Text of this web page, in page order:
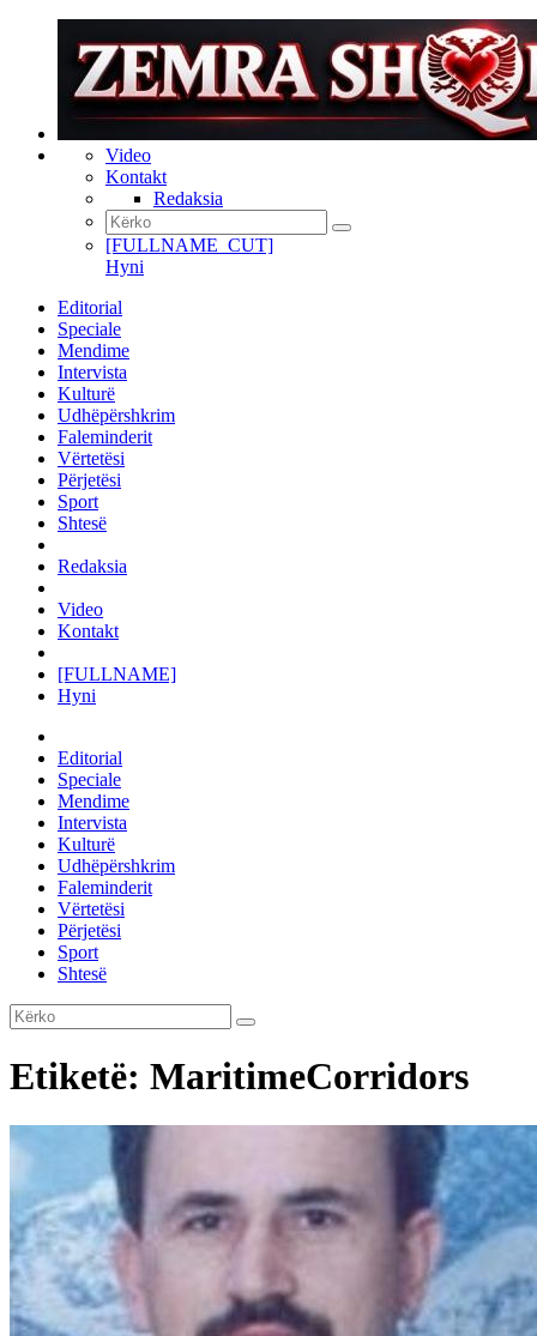
Video
Kontakt
Redaksia
[FULLNAME_CUT]
Hyni
Editorial
Speciale
Mendime
Intervista
Kulturë
Udhëpërshkrim
Faleminderit
Vërtetësi
Përjetësi
Sport
Shtesë
Redaksia
Video
Kontakt
[FULLNAME]
Hyni
Editorial
Speciale
Mendime
Intervista
Kulturë
Udhëpërshkrim
Faleminderit
Vërtetësi
Përjetësi
Sport
Shtesë
Etiketë: MaritimeCorridors